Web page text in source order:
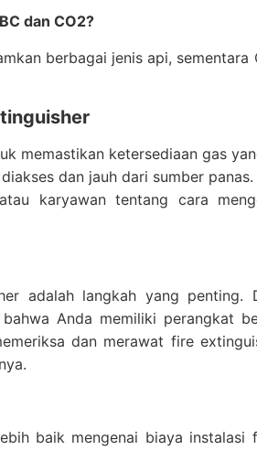
dan CO2?
berbagai jenis api,
memastikan ketersediaan gas
dan jauh dari sumber panas.
karyawan tentang cara
adalah langkah yang penting.
Anda memiliki perangkat
dan merawat fire
baik mengenai biaya